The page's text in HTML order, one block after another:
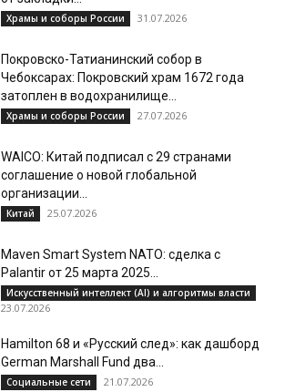
Храмы и соборы России 31.07.2026
Покровско-Татианинский собор в
Чебоксарах: Покровский храм 1672 года
затоплен в водохранилище...
Храмы и соборы России 27.07.2026
WAICO: Китай подписал с 29 странами
соглашение о новой глобальной
организации...
Китай 25.07.2026
Maven Smart System NATO: сделка с
Palantir от 25 марта 2025...
Искусственный интеллект (AI) и алгоритмы власти
23.07.2026
Hamilton 68 и «Русский след»: как дашборд
German Marshall Fund два...
Социальные сети 21.07.2026